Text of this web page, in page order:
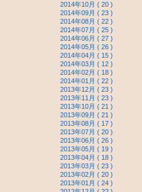
2014年10月 ( 20 )
2014年09月 ( 23 )
2014年08月 ( 22 )
2014年07月 ( 25 )
2014年06月 ( 27 )
2014年05月 ( 26 )
2014年04月 ( 15 )
2014年03月 ( 12 )
2014年02月 ( 18 )
2014年01月 ( 22 )
2013年12月 ( 23 )
2013年11月 ( 23 )
2013年10月 ( 21 )
2013年09月 ( 21 )
2013年08月 ( 17 )
2013年07月 ( 20 )
2013年06月 ( 26 )
2013年05月 ( 19 )
2013年04月 ( 18 )
2013年03月 ( 23 )
2013年02月 ( 20 )
2013年01月 ( 24 )